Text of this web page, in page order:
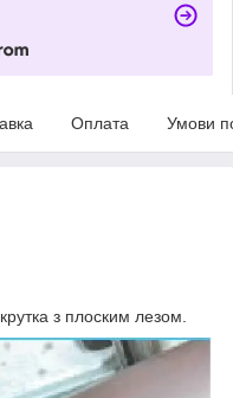
Оплата Умови
з плоским лезом.